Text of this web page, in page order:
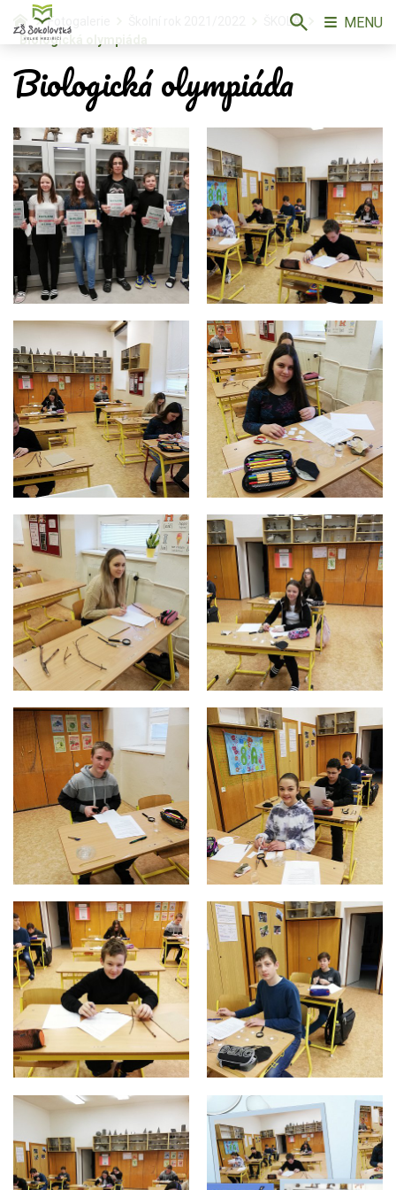
Fotogalerie
ŠKOLA
Biologická olympiáda
Biologická olympiáda
MENU